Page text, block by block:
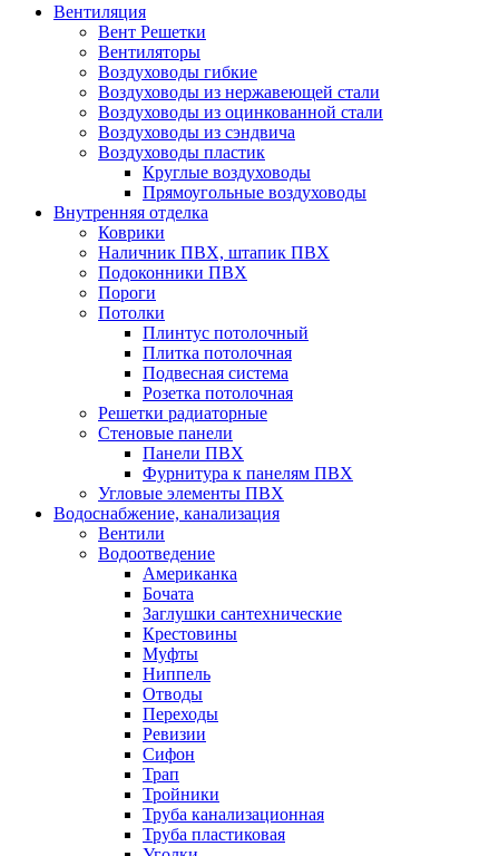
Вентиляция
Вент Решетки
Вентиляторы
Воздуховоды гибкие
Воздуховоды из нержавеющей стали
Воздуховоды из оцинкованной стали
Воздуховоды из сэндвича
Воздуховоды пластик
Круглые воздуховоды
Прямоугольные воздуховоды
Внутренняя отделка
Коврики
Наличник ПВХ, штапик ПВХ
Подоконники ПВХ
Пороги
Потолки
Плинтус потолочный
Плитка потолочная
Подвесная система
Розетка потолочная
Решетки радиаторные
Стеновые панели
Панели ПВХ
Фурнитура к панелям ПВХ
Угловые элементы ПВХ
Водоснабжение, канализация
Вентили
Водоотведение
Американка
Бочата
Заглушки сантехнические
Крестовины
Муфты
Ниппель
Отводы
Переходы
Ревизии
Сифон
Трап
Тройники
Труба канализационная
Труба пластиковая